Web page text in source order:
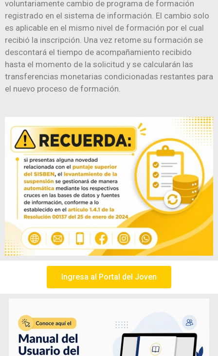
voluntariamente cambio de programa de formación
registrado en el sistema de información. El cambio solo
es aplicable en el mismo nivel de formación por el cual
recibió la inscripción. Una vez retome su formación se
descontará el tiempo de acompañamiento recibido
hasta el momento de la solicitud y se calcularán las
transferencias monetarias condicionadas restantes para
el nuevo proceso de formación.
Ingresa al Portal del Joven